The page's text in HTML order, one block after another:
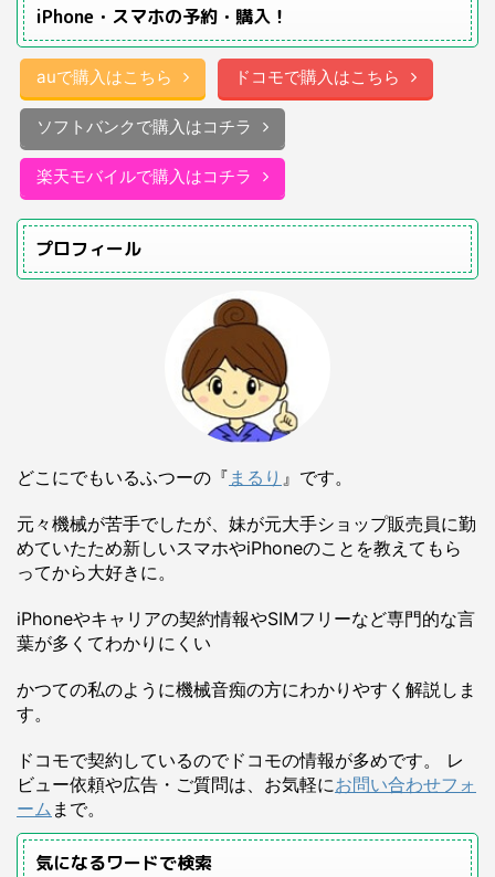
iPhone・スマホの予約・購入！
auで購入はこちら ドコモで購入はこちら
ソフトバンクで購入はコチラ
楽天モバイルで購入はコチラ
プロフィール
どこにでもいるふつーの『 まるり 』です。
元々機械が苦手でしたが、妹が元大手ショップ販売員に勤
めていたため新しいスマホやiPhoneのことを教えてもら
ってから大好きに。
iPhoneやキャリアの契約情報やSIMフリーなど専門的な言
葉が多くてわかりにくい
かつての私のように機械音痴の方にわかりやすく解説しま
す。
ドコモで契約しているのでドコモの情報が多めです。 レ
ビュー依頼や広告・ご質問は、お気軽にお問い合わせフォ
ーム まで。
気になるワードで検索